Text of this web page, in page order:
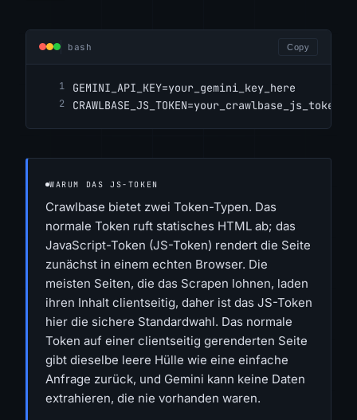
bash Copy
GEMINI_API_KEY=your_gemini_key_here
WARUM DAS JS-TOKEN
Crawlbase bietet zwei Token-Typen. Das
normale Token ruft statisches HTML ab; das
JavaScript-Token (JS-Token) rendert die Seite
zunächst in einem echten Browser. Die
meisten Seiten, die das Scrapen lohnen, laden
ihren Inhalt clientseitig, daher ist das JS-Token
hier die sichere Standardwahl. Das normale
Token auf einer clientseitig gerenderten Seite
gibt dieselbe leere Hülle wie eine einfache
Anfrage zurück, und Gemini kann keine Daten
extrahieren, die nie vorhanden waren.